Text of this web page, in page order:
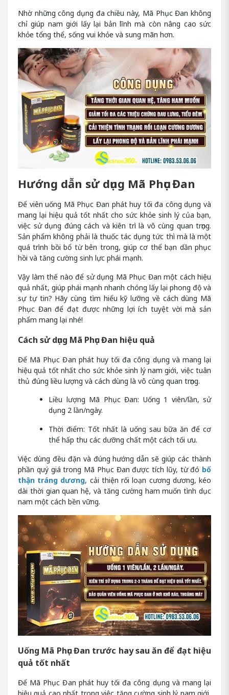
Nhờ những công dụng đa chiều này, Mã Phục Đan không
chỉ giúp nam giới lấy lại bản lĩnh mà còn nâng cao sức
khỏe tổng thể, sống vui khỏe và sung mãn hơn.
Hướng dẫn sử dụng Mã Phục Đan
Để viên uống Mã Phục Đan phát huy tối đa công dụng và
mang lại hiệu quả tốt nhất cho sức khỏe sinh lý của bạn,
việc sử dụng đúng cách và kiên trì là vô cùng quan trọng.
Sản phẩm không phải là thuốc tác dụng tức thì mà là một
quá trình bồi bổ từ bên trong, giúp cơ thể bạn dần phục
hồi và tăng cường sinh lực phái mạnh.
Vậy làm thế nào để sử dụng Mã Phục Đan một cách hiệu
quả nhất, giúp phái mạnh nhanh chóng lấy lại phong độ và
sự tự tin? Hãy cùng tìm hiểu kỹ lưỡng về cách dùng Mã
Phục Đan để đạt được những lợi ích tuyệt vời mà sản
phẩm mang lại nhé!
Cách sử dụng Mã Phục Đan hiệu quả
Để Mã Phục Đan phát huy tối đa công dụng và mang lại
hiệu quả tốt nhất cho sức khỏe sinh lý nam giới, việc tuân
thủ đúng liều lượng và cách dùng là vô cùng quan trọng.
Liều lượng Mã Phục Đan: Uống 1 viên/lần, sử
dụng 2 lần/ngày.
Thời điểm: Tốt nhất là uống sau bữa ăn để cơ
thể hấp thu các dưỡng chất một cách tối ưu.
Việc dùng đều đặn và đúng hướng dẫn sẽ giúp các thành
phần quý giá trong Mã Phục Đan được tích lũy, từ đó bổ
thận tráng dương, cải thiện rối loạn cương dương, kéo
dài thời gian quan hệ, và tăng cường ham muốn tình dục
nam một cách bền vững.
Uống Mã Phục Đan trước hay sau ăn để đạt hiệu
quả tốt nhất
Để Mã Phục Đan phát huy tối đa công dụng và mang lại